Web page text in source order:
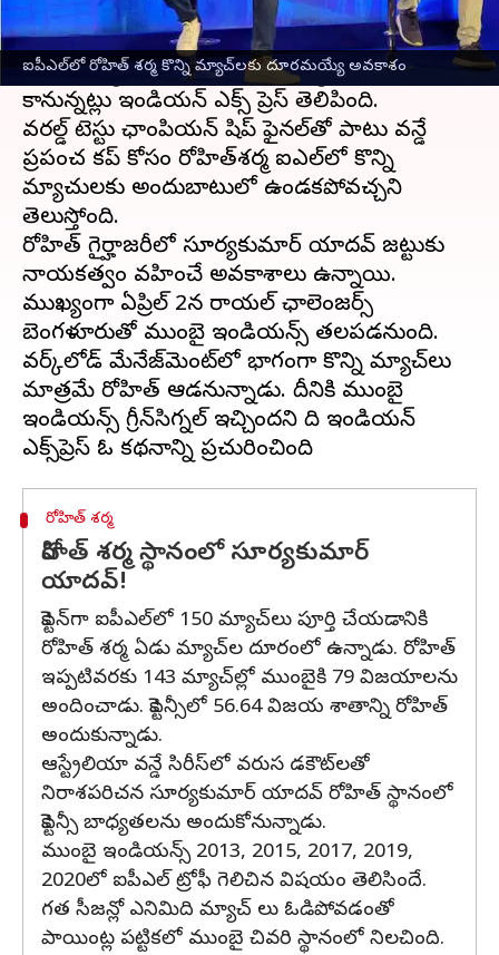
ఐపీఎల్‌లో రోహిత్ శర్మ కొన్ని మ్యాచ్‌లకు దూరమయ్యే అవకాశం
ఐపీఎల్ 2023 సీజన్ ప్రారంభానికి ముందేముంబై
ఇండియన్స్‌కి గట్టి షాక్ తగిలింది. ముంబై కెప్టెన్
రోహిత్ శర్మ ఈ సీజన్ లో కొన్ని మ్యాచ్ లకు దూరం
కానున్నట్లు ఇండియన్ ఎక్స్ ప్రెస్ తెలిపింది.
వరల్డ్ టెస్టు ఛాంపియన్ షిప్ ఫైనల్‌తో పాటు వన్డే
ప్రపంచ కప్ కోసం రోహిత్‌శర్మ ఐపీఎల్‌లో కొన్ని
మ్యాచులకు అందుబాటులో ఉండకపోవచ్చని
తెలుస్తోంది.
రోహిత్ గైర్హాజరీలో సూర్యకుమార్ యాదవ్ జట్టుకు
నాయకత్వం వహించే అవకాశాలు ఉన్నాయి.
ముఖ్యంగా ఏప్రిల్ 2న రాయల్ ఛాలెంజర్స్
బెంగళూరుతో ముంబై ఇండియన్స్ తలపడనుంది.
వర్క్‌లోడ్ మేనేజ్‌మెంట్‌లో భాగంగా కొన్ని మ్యాచ్‌లు
మాత్రమే రోహిత్ ఆడనున్నాడు. దీనికి ముంబై
ఇండియన్స్ గ్రీన్‌సిగ్నల్ ఇచ్చిందని ది ఇండియన్
రోహిత్ శర్మ
రోహిత్ శర్మ స్థానంలో సూర్యకుమార్
యాదవ్!
కెప్టెన్‌గా ఐపీఎల్‌లో 150 మ్యాచ్‌లు పూర్తి చేయడానికి
రోహిత్ శర్మ ఏడు మ్యాచ్‌ల దూరంలో ఉన్నాడు. రోహిత్
ఇప్పటివరకు 143 మ్యాచ్‌ల్లో ముంబైకి 79 విజయాలను
అందించాడు. కెప్టెన్సీలో 56.64 విజయ శాతాన్ని రోహిత్
అందుకున్నాడు.
ఆస్ట్రేలియా వన్డే సిరీస్‌లో వరుస డకౌట్‌లతో
నిరాశపరిచన సూర్యకుమార్ యాదవ్ రోహిత్ స్థానంలో
కెప్టెన్సీ బాధ్యతలను అందుకోనున్నాడు.
ముంబై ఇండియన్స్ 2013, 2015, 2017, 2019,
2020లో ఐపీఎల్ ట్రోఫీ గెలిచిన విషయం తెలిసిందే.
గత సీజన్లో ఎనిమిది మ్యాచ్ లు ఓడిపోవడంతో
పాయింట్ల పట్టికలో ముంబై చివరి స్థానంలో నిలచింది.